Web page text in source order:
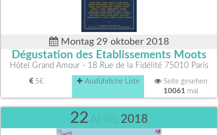
Montag 29 oktober 2018
Dégustation des Etablissements Moots
Hôtel Grand Amour - 18 Rue de la Fidélité 75010 Paris
5€ Ausführliche Liste
Seite gesehen
10061 mal
22APRIL 2018